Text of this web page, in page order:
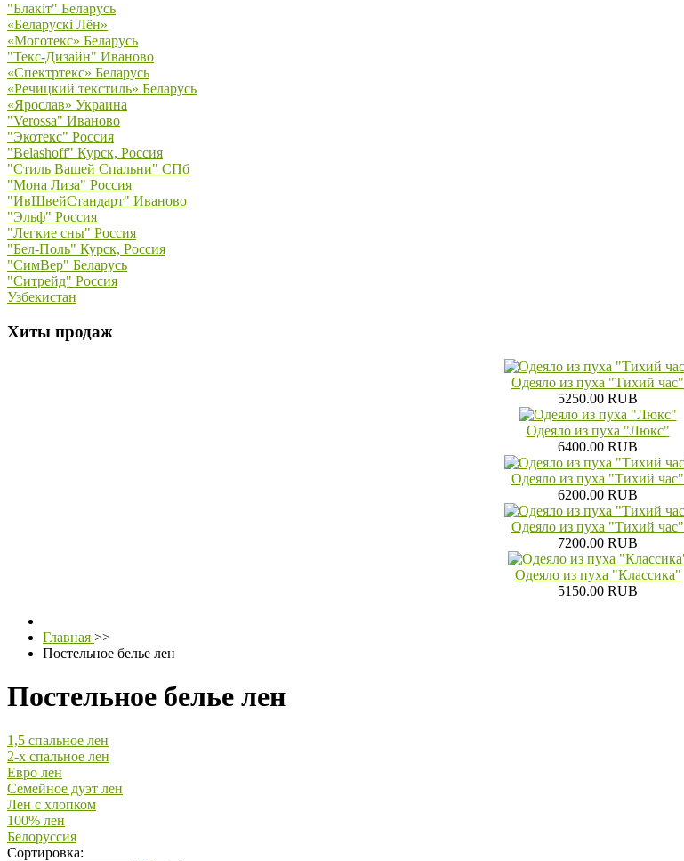
"Блакiт" Беларусь
«Беларускi Лён»
«Моготекс» Беларусь
"Текс-Дизайн" Иваново
«Спектртекс» Беларусь
«Речицкий текстиль» Беларусь
«Ярослав» Украина
"Verossa" Иваново
"Экотекс" Россия
"Belashoff" Курск, Россия
"Стиль Вашей Спальни" СПб
"Мона Лиза" Россия
"ИвШвейСтандарт" Иваново
"Эльф" Россия
"Легкие сны" Россия
"Бел-Поль" Курск, Россия
"СимВер" Беларусь
"Ситрейд" Россия
Узбекистан
Хиты продаж
Одеяло из пуха "Тихий час"
5250.00 RUB
Одеяло из пуха "Люкс"
6400.00 RUB
Одеяло из пуха "Тихий час"
6200.00 RUB
Одеяло из пуха "Тихий час"
7200.00 RUB
Одеяло из пуха "Классика"
5150.00 RUB
Главная >>
Постельное белье лен
Постельное белье лен
1,5 спальное лен
2-х спальное лен
Евро лен
Семейное дуэт лен
Лен с хлопком
100% лен
Белоруссия
Сортировка: